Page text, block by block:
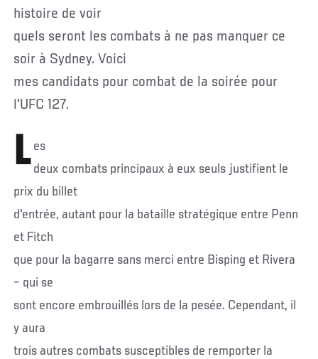
histoire de voir
quels seront les combats à ne pas manquer ce
soir à Sydney. Voici
mes candidats pour combat de la soirée pour
l'UFC 127.
L es
deux combats principaux à eux seuls justifient le
prix du billet
d'entrée, autant pour la bataille stratégique entre Penn
et Fitch
que pour la bagarre sans merci entre Bisping et Rivera
– qui se
sont encore embrouillés lors de la pesée. Cependant, il
y aura
trois autres combats susceptibles de remporter la